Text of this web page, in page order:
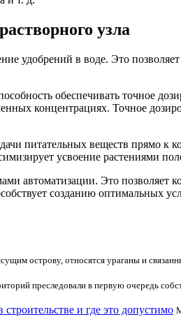
узла
удобрений в воде. Это
обеспечивать точное
концентрациях. Точное
питательных веществ прямо к
усвоение растениями
автоматизации. Это позволяет
созданию оптимальных
острову, относятся ураганы и
преследовали в первую очередь
и где это допустимо